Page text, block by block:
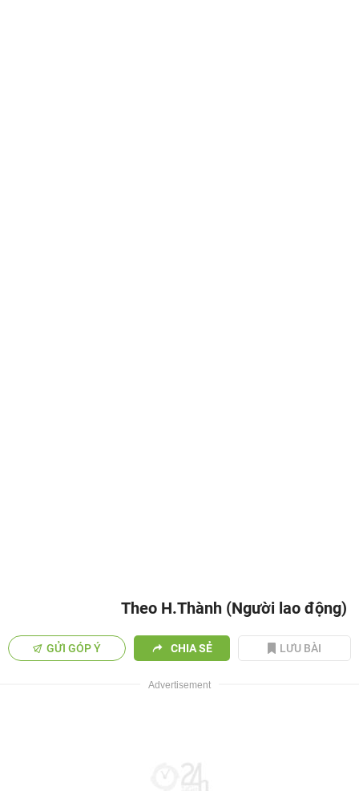
Theo H.Thành (Người lao động)
GỬI GÓP Ý CHIA SẺ LƯU BÀI